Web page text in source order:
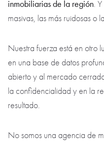
inmobiliarias de la región.
masivas, las más ruidosas o
Nuestra fuerza está en otro
en una base de datos
abierto y al mercado
la confidencialidad y en la
resultado.
No somos una agencia de